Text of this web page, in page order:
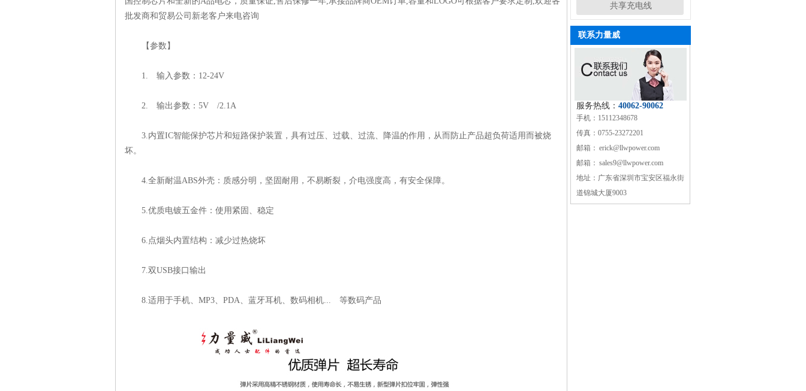
批发商和贸易公司新老客户来电咨询
【参数】
1. 输入参数：12-24V
2. 输出参数：5V /2.1A
3.内置IC智能保护芯片和短路保护装置，具有过压、过载、过流、降温的作用，从而防止产品超负荷适用而被烧
坏。
4.全新耐温ABS外壳：质感分明，坚固耐用，不易断裂，介电强度高，有安全保障。
5.优质电镀五金件：使用紧固、稳定
6.点烟头内置结构：减少过热烧坏
7.双USB接口输出
8.适用于手机、MP3、PDA、蓝牙耳机、数码相机... 等数码产品
共享充电线
联系力量威
服务热线： 40062-90062
手机：15112348678
传真：0755-23272201
邮箱： erick@llwpower.com
邮箱： sales9@llwpower.com
地址：广东省深圳市宝安区福永街
道锦城大厦9003